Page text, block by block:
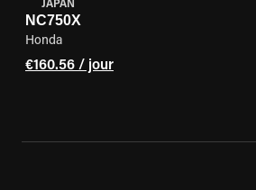
JAPAN
NC750X
Honda
€160.56 / jour